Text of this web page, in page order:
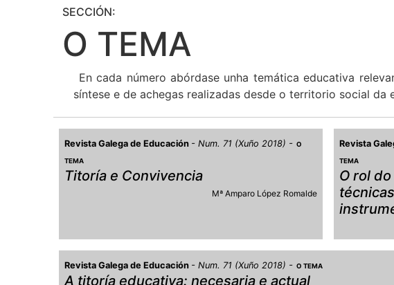
SECCIÓN:
O TEMA
En cada número abórdase unha temática educativa
síntese e de achegas realizadas desde o territorio social da
Revista Galega de Educación Num. 71 (Xuño 2018) O
TEMA
Titoría e Convivencia
Mª Amparo López Romalde
Revista
TEMA
O rol
Revista Galega de Educación Num. 71 (Xuño 2018) O TEMA
A titoría educativa: necesaria e actual